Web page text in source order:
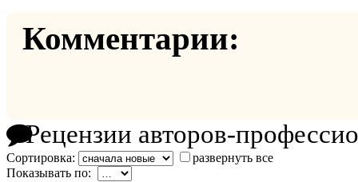
Комментарии:
Рецензии авторов-
Сортировка:
развернуть все
Показывать по: